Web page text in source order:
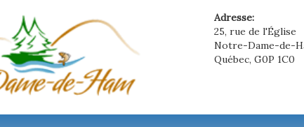
Adresse:
25, rue de l'Église
Notre-Dame-de-
Québec, G0P 1C0